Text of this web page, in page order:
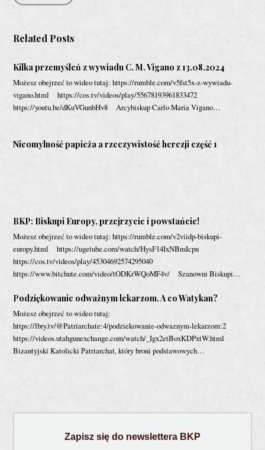
Related Posts
Kilka przemyśleń z wywiadu C. M. Vigano z 13.08.2024
Możesz obejrzeć to wideo tutaj: https://rumble.com/v5fst5x-z-wywiadu-
vigano.html https://cos.tv/videos/play/55678193961833472
https://youtu.be/dKuVGunbHv8 Arcybiskup Carlo Maria Vigano…
Nieomylność papieża a rzeczywistość herezji część 1
BKP: Biskupi Europy, przejrzycie i powstańcie!
Możesz obejrzeć to wideo tutaj: https://rumble.com/v2viidp-biskupi-
europy.html https://ugetube.com/watch/HysF14IxNBmIcpn
https://cos.tv/videos/play/45304692574295040
https://www.bitchute.com/video/tODKrWQoMF4v/ Szanowni Biskupi…
Podziękowanie odważnym lekarzom. A co Watykan?
Możesz obejrzeć to wideo tutaj:
https://lbry.tv/@Patriarchate:4/podziekowanie-odwaznym-lekarzom:2
https://videos.utahgunexchange.com/watch/_Igx2etBoxKDPxtW.html
Bizantyjski Katolicki Patriarchat, który broni podstawowych…
Zapisz się do newslettera BKP